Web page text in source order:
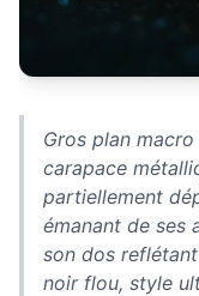
Gros plan
carapace
partiellement
émanant de ses
son dos
noir flou, style